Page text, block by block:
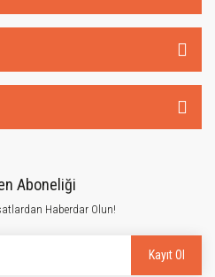
Aboneliği
Haberdar Olun!
Kayıt Ol